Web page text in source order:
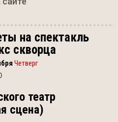
на спектакль
скворца
Четверг
театр
сцена)